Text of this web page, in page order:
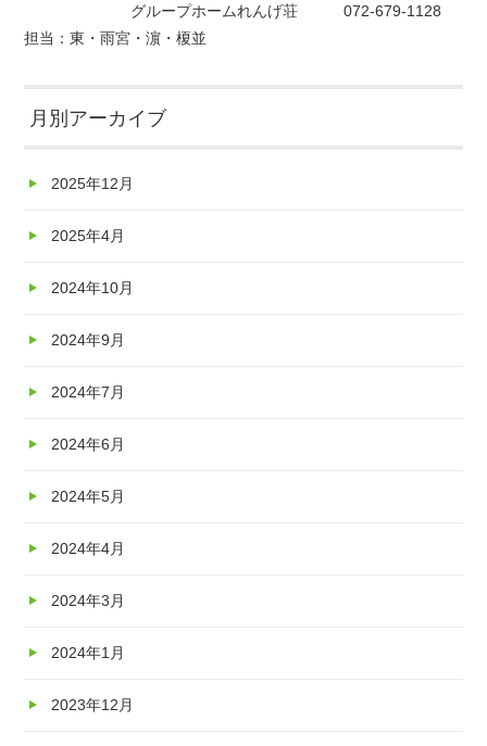
グループホームれんげ荘 072-679-1128
担当：東・雨宮・濵・榎並
月別アーカイブ
2025年12月
2025年4月
2024年10月
2024年9月
2024年7月
2024年6月
2024年5月
2024年4月
2024年3月
2024年1月
2023年12月